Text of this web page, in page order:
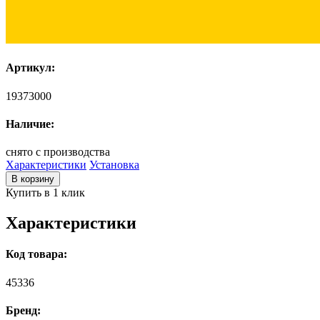
Артикул:
19373000
Наличие:
снято с производства
Характеристики Установка
В корзину
Купить в 1 клик
Характеристики
Код товара:
45336
Бренд: